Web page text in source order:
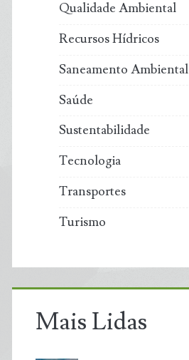
Qualidade Ambiental
Recursos Hídricos
Saneamento Ambiental
Saúde
Sustentabilidade
Tecnologia
Transportes
Turismo
Mais Lidas